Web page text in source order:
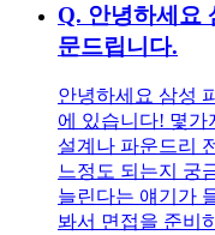
Q. 안녕하세요
문드립니다.
안녕하세요 삼성
에 있습니다! 몇가
설계나 파운드리
느정도 되는지 궁
늘린다는 얘기가
봐서 면접을 준비